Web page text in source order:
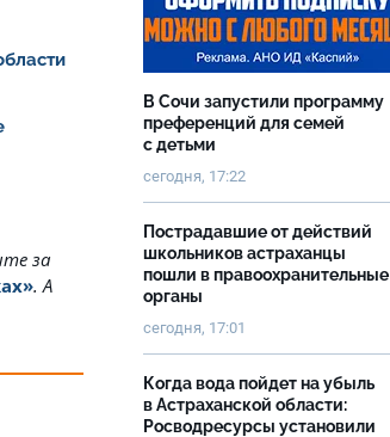
за
. А
В Сочи запустили программу
преференций для семей
с детьми
сегодня, 17:22
Пострадавшие от действий
школьников астраханцы
пошли в правоохранительные
органы
сегодня, 17:01
Когда вода пойдет на убыль
в Астраханской области:
Росводресурсы установили